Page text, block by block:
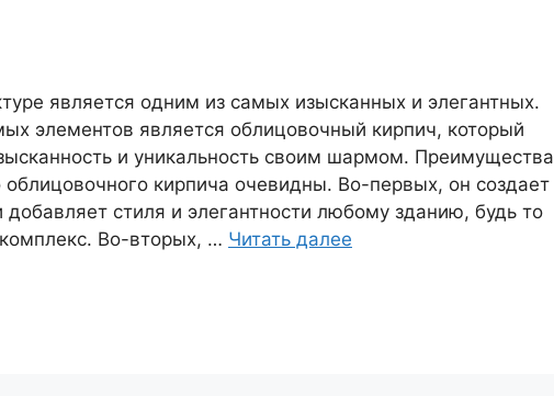
является одним из самых изысканных и элегантных.
элементов является облицовочный кирпич, который
и уникальность своим шармом. Преимущества
облицовочного кирпича очевидны. Во-первых, он создает
стиля и элегантности любому зданию, будь то
Во-вторых, … Читать далее